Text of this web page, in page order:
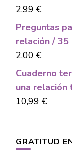
2,99 €
Preguntas
relación / 35
2,00 €
Cuaderno
una relación
10,99 €
GRATITUD